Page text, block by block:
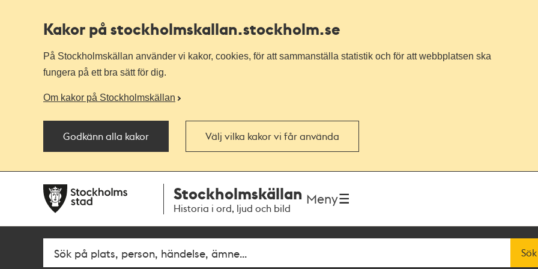
Kakor på stockholmskallan.stockholm.se
På Stockholmskällan använder vi kakor, cookies, för att sammanställa statistik och för att webbplatsen ska
fungera på ett bra sätt för dig.
Om kakor på Stockholmskällan
Godkänn alla kakor Välj vilka kakor vi får använda
navigationen
huvudinnehållet
Stockholmskällan
Historia i ord, ljud och bild
Meny
Fritextsök Sök